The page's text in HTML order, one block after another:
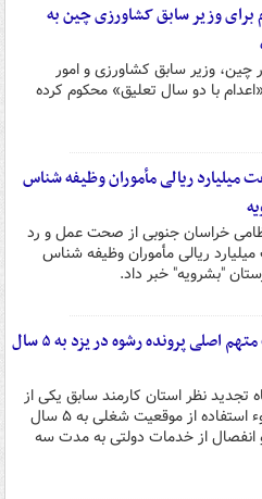
وزیر سابق کشاورزی چین به
چین، وزیر سابق کشاورزی و امور
با دو سال تعلیق» محکوم کرده
میلیارد ریالی مأموران وظیفه شناس
خراسان جنوبی از صحت عمل و رد
ریالی مأموران وظیفه شناس
"بشرویه" خبر داد.
محکومیت متهم اصلی پرونده رشوه در یزد به ۵ سال
تجدید نظر استان کارمند سابق یکی از
ادارات استان یزد به اتهام رشوه و سوء استفاده از موقعیت شغلی به ۵ سال
و انفصال از خدمات دولتی به مدت سه